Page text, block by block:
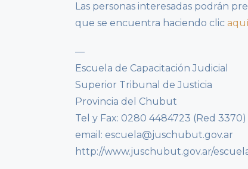
Las personas interesadas podrán
que se encuentra haciendo clic aquí
—
Escuela de Capacitación Judicial
Superior Tribunal de Justicia
Provincia del Chubut
Tel y Fax: 0280 4484723 (Red 3370)
email: escuela@juschubut.gov.ar
http://www.juschubut.gov.ar/